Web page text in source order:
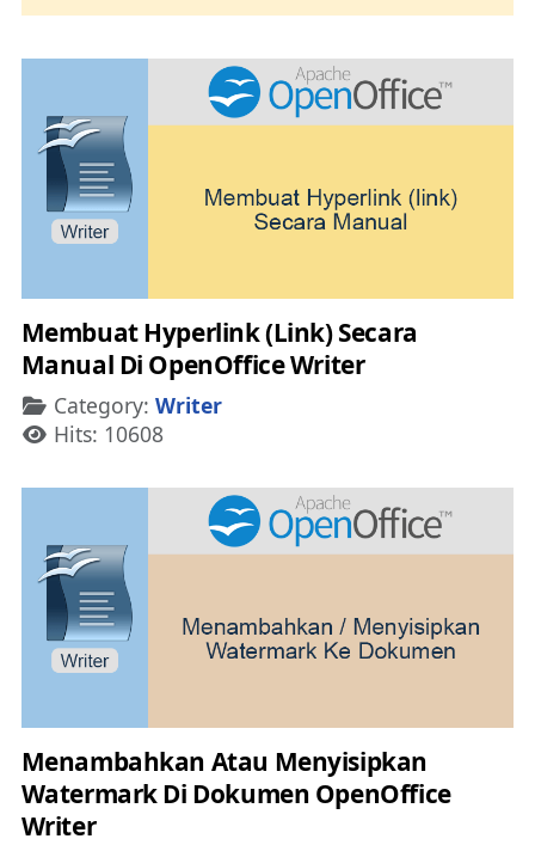
Membuat Hyperlink (Link) Secara
Manual Di OpenOffice Writer
Details
Category: Writer
Hits: 10608
Menambahkan Atau Menyisipkan
Watermark Di Dokumen OpenOffice
Writer